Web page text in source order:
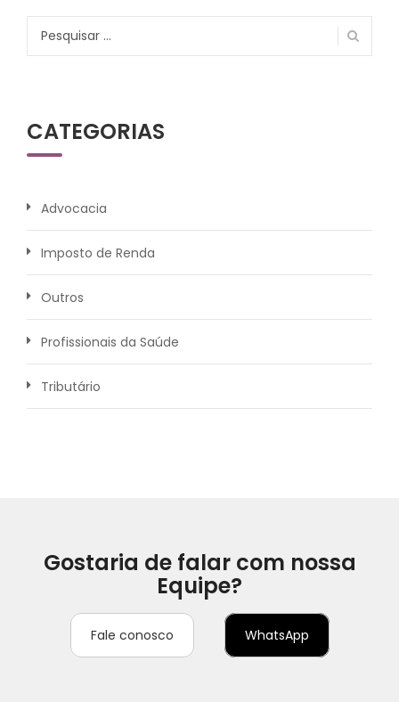
CATEGORIAS
Advocacia
Imposto de Renda
Outros
Profissionais da Saúde
Tributário
Gostaria de falar com nossa
Equipe?
Fale conosco WhatsApp